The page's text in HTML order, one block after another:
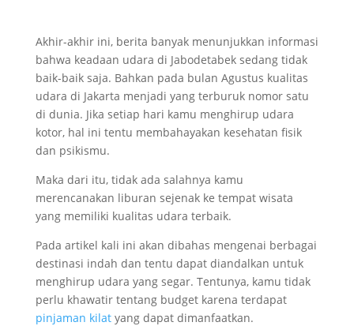
Akhir-akhir ini, berita banyak menunjukkan informasi
bahwa keadaan udara di Jabodetabek sedang tidak
baik-baik saja. Bahkan pada bulan Agustus kualitas
udara di Jakarta menjadi yang terburuk nomor satu
di dunia. Jika setiap hari kamu menghirup udara
kotor, hal ini tentu membahayakan kesehatan fisik
dan psikismu.
Maka dari itu, tidak ada salahnya kamu
merencanakan liburan sejenak ke tempat wisata
yang memiliki kualitas udara terbaik.
Pada artikel kali ini akan dibahas mengenai berbagai
destinasi indah dan tentu dapat diandalkan untuk
menghirup udara yang segar. Tentunya, kamu tidak
perlu khawatir tentang budget karena terdapat
pinjaman kilatyang dapat dimanfaatkan.